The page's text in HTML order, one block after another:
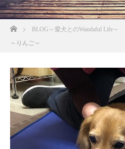
ホームBLOG～愛犬とのWandaful Life～
～りんご～